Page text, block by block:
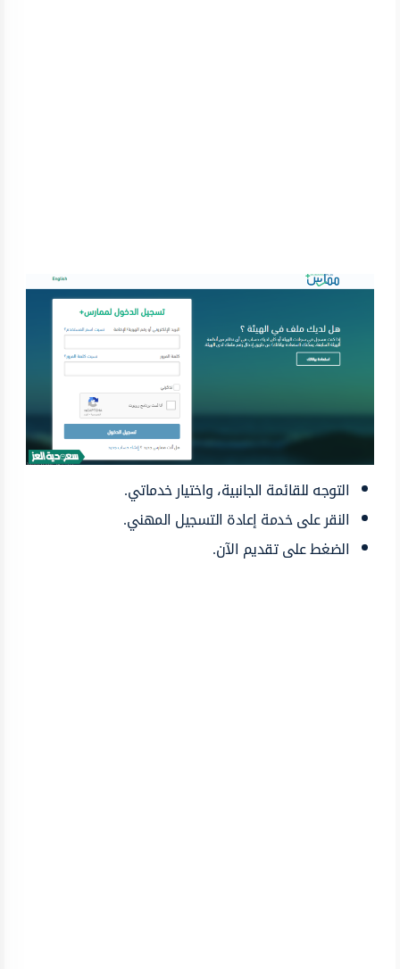
التوجه للقائمة الجانبية، واختيار خدماتي.
النقر على خدمة إعادة التسجيل المهني.
الضغط على تقديم الآن.